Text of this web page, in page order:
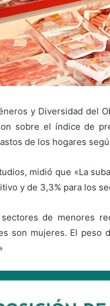
y Diversidad del
sobre el índice de
de los hogares
midió que «La
y de 3,3% para los
de menores
son mujeres. El